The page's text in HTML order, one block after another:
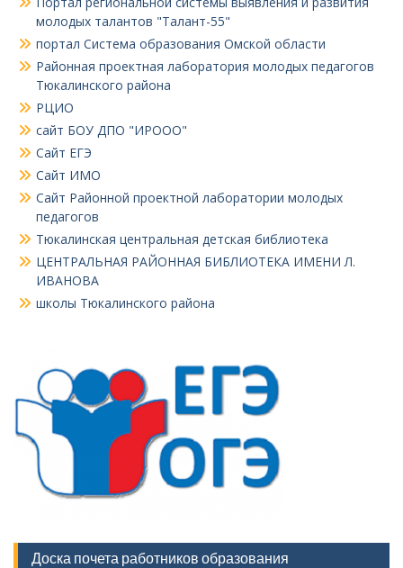
молодых талантов "Талант-55"
портал Система образования Омской области
Районная проектная лаборатория молодых педагогов
Тюкалинского района
РЦИО
сайт БОУ ДПО "ИРООО"
Сайт ЕГЭ
Сайт ИМО
Сайт Районной проектной лаборатории молодых
педагогов
Тюкалинская центральная детская библиотека
ЦЕНТРАЛЬНАЯ РАЙОННАЯ БИБЛИОТЕКА ИМЕНИ Л.
ИВАНОВА
школы Тюкалинского района
Доска почета работников образования